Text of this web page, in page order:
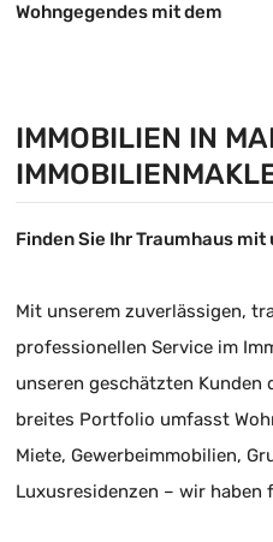
Wohngegendes mit dem
wohnung
IMMOBILIEN IN
Finden Sie Ihr Traumhaus mit
Mit unserem zuverlässigen,
professionellen Service im
unseren geschätzten Kunden
breites Portfolio umfasst
Miete, Gewerbeimmobilien,
Luxusresidenzen – wir haben